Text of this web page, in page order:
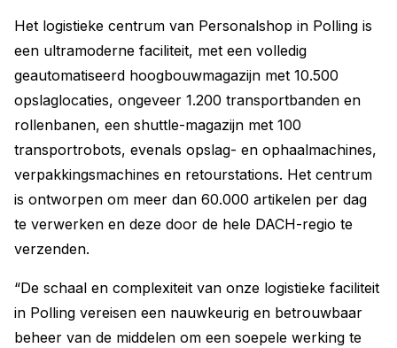
Het logistieke centrum van Personalshop in Polling is
een ultramoderne faciliteit, met een volledig
geautomatiseerd hoogbouwmagazijn met 10.500
opslaglocaties, ongeveer 1.200 transportbanden en
rollenbanen, een shuttle-magazijn met 100
transportrobots, evenals opslag- en ophaalmachines,
verpakkingsmachines en retourstations. Het centrum
is ontworpen om meer dan 60.000 artikelen per dag
te verwerken en deze door de hele DACH-regio te
verzenden.
“De schaal en complexiteit van onze logistieke faciliteit
in Polling vereisen een nauwkeurig en betrouwbaar
beheer van de middelen om een soepele werking te